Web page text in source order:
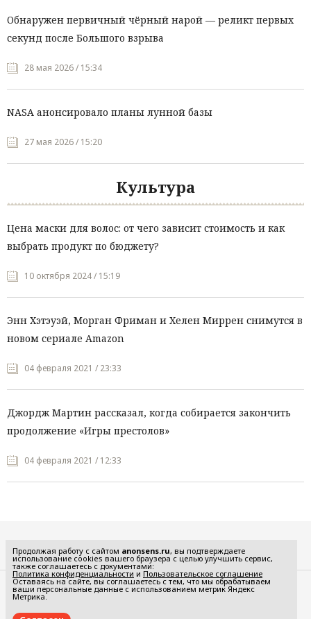
Обнаружен первичный чёрный нарой — реликт первых
секунд после Большого взрыва
28 мая 2026 / 15:34
NASA анонсировало планы лунной базы
27 мая 2026 / 15:20
Культура
Цена маски для волос: от чего зависит стоимость и как
выбрать продукт по бюджету?
10 октября 2024 / 15:19
Энн Хэтэуэй, Морган Фриман и Хелен Миррен снимутся в
новом сериале Amazon
04 февраля 2021 / 23:33
Джордж Мартин рассказал, когда собирается закончить
продолжение «Игры престолов»
04 февраля 2021 / 12:33
Редакция
Реклама
Продолжая работу с сайтом anonsens.ru, вы подтверждаете
использование cookies вашего браузера с целью улучшить сервис,
также соглашаетесь с документами:
Политика конфиденциальности и Пользовательское соглашение
Оставаясь на сайте, вы соглашаетесь с тем, что мы обрабатываем
ваши персональные данные с использованием метрик Яндекс
Метрика.